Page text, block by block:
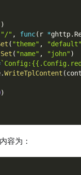
)
"/" , func( r *ghttp.
( "theme" ,
Set ( "name" , "john")
.WriteTplContent (
)
内容为：